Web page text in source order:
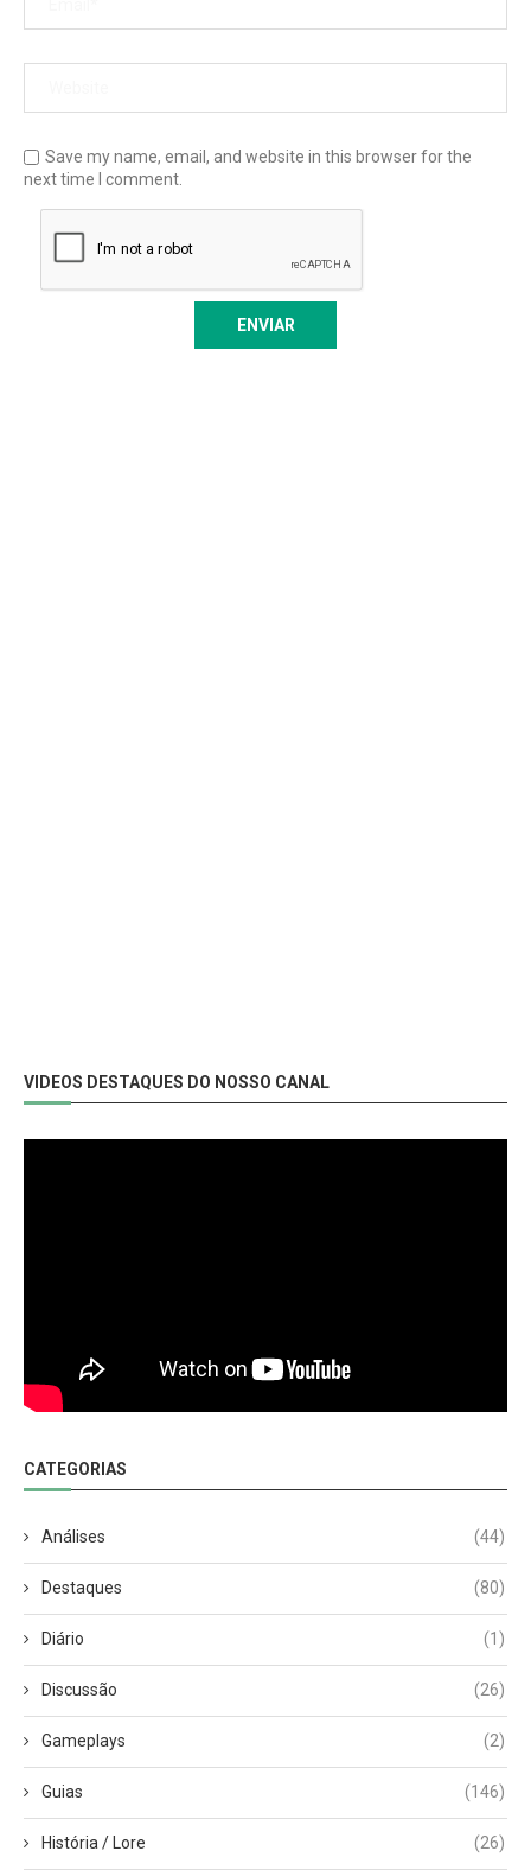
Save my name, email, and website in this browser for the
next time I comment.
VIDEOS DESTAQUES DO NOSSO CANAL
CATEGORIAS
Análises (44)
Destaques (80)
Diário (1)
Discussão (26)
Gameplays (2)
Guias (146)
História / Lore (26)